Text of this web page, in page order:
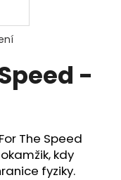
-
For The Speed
kdy
fyziky.